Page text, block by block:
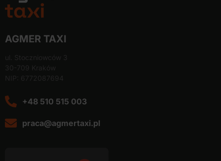
AGMER TAXI
+48 510 515 003
praca@agmertaxi.pl